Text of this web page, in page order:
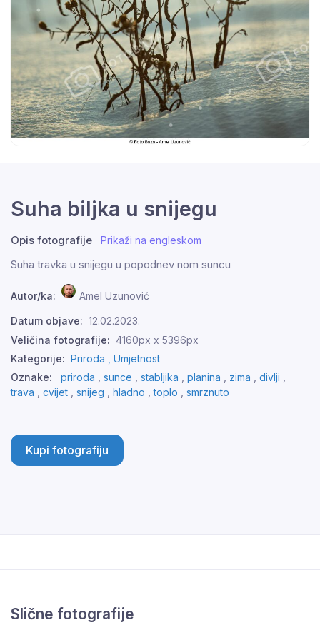
Suha biljka u snijegu
Opis fotografije Prikaži na engleskom
Suha travka u snijegu u popodnev nom suncu
Autor/ka: Amel Uzunović
Datum objave: 12.02.2023.
Veličina fotografije: 4160px x 5396px
Kategorije: Priroda , Umjetnost
Oznake:
priroda , sunce , stabljika , planina , zima , divlji ,
trava , cvijet , snijeg , hladno ,toplo , smrznuto
Kupi fotografiju
Slične fotografije